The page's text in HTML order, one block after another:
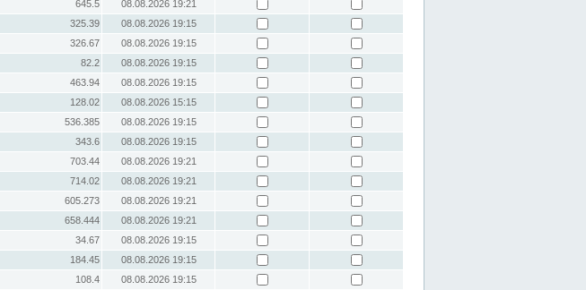
645.5
08.08.2026 19:21
325.39
08.08.2026 19:15
326.67
08.08.2026 19:15
82.2
08.08.2026 19:15
463.94
08.08.2026 19:15
128.02
08.08.2026 15:15
536.385
08.08.2026 19:15
343.6
08.08.2026 19:15
703.44
08.08.2026 19:21
714.02
08.08.2026 19:21
605.273
08.08.2026 19:21
658.444
08.08.2026 19:21
34.67
08.08.2026 19:15
184.45
08.08.2026 19:15
108.4
08.08.2026 19:15